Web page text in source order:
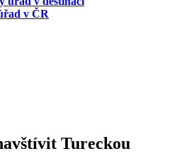
v ČR
Tureckou